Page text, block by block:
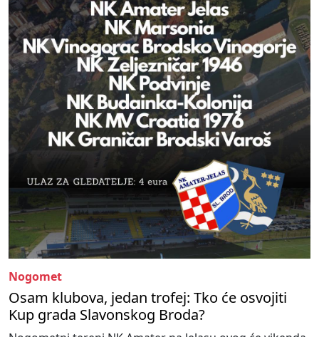
Nogomet
Osam klubova, jedan trofej: Tko će osvojiti
Kup grada Slavonskog Broda?